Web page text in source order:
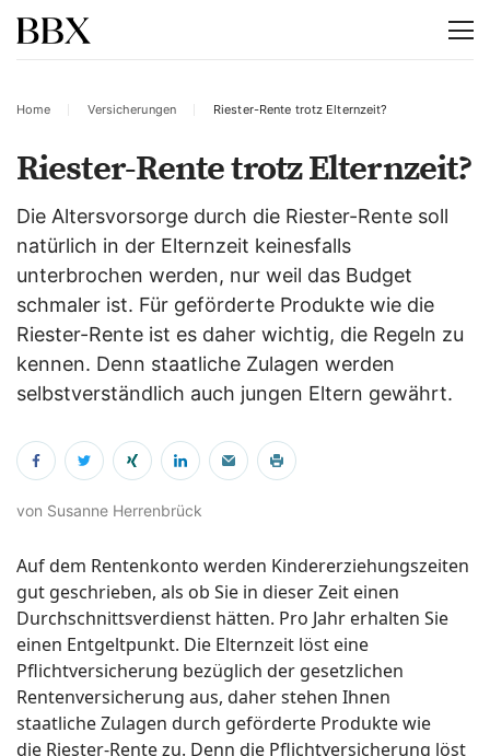
Home Versicherungen Riester-Rente trotz Elternzeit?
Riester-Rente trotz Elternzeit?
Die Altersvorsorge durch die Riester-Rente soll
natürlich in der Elternzeit keinesfalls
unterbrochen werden, nur weil das Budget
schmaler ist. Für geförderte Produkte wie die
Riester-Rente ist es daher wichtig, die Regeln zu
kennen. Denn staatliche Zulagen werden
selbstverständlich auch jungen Eltern gewährt.
von Susanne Herrenbrück
Auf dem Rentenkonto werden Kindererziehungszeiten
gut geschrieben, als ob Sie in dieser Zeit einen
Durchschnittsverdienst hätten. Pro Jahr erhalten Sie
einen Entgeltpunkt. Die Elternzeit löst eine
Pflichtversicherung bezüglich der gesetzlichen
Rentenversicherung aus, daher stehen Ihnen
staatliche Zulagen durch geförderte Produkte wie
die Riester-Rente zu. Denn die Pflichtversicherung löst